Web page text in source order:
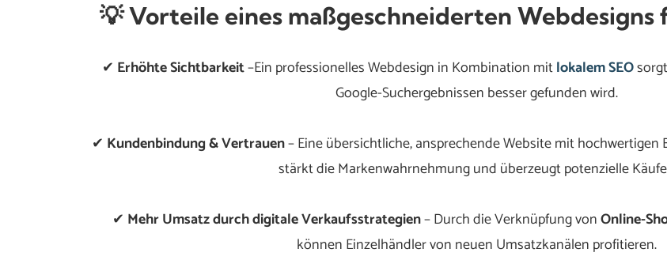
💡 Vorteile eines maßgeschneiderten
✔ Erhöhte Sichtbarkeit–Ein professionelles Webdesign in Kombination mitlokalem SEO
Google-Suchergebnissen besser gefunden wird.
✔ Kundenbindung & Vertrauen– Eine übersichtliche, ansprechende Website mit
stärkt die Markenwahrnehmung und überzeugt potenzielle
✔ Mehr Umsatz durch digitale Verkaufsstrategien– Durch die Verknüpfung vonOnline-
können Einzelhändler von neuen Umsatzkanälen profitieren.